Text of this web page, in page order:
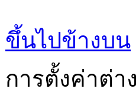
ขึ้นไปข้างบน
การตั้งค่าต่า